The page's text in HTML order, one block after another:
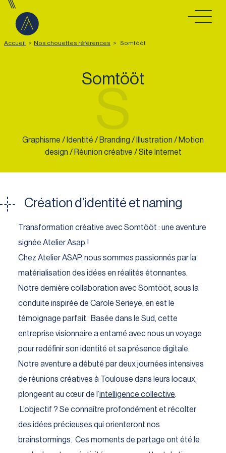
Aller au contenu
Accueil > Nos chouettes références > Somtööt
Somtööt
Graphisme / Identité / Branding / Illustration / Motion
design / Réunion créative / Site Internet
Création d’identité et naming
Transformation créative avec Somtööt : une aventure
signée Atelier Asap !
Chez Atelier ASAP, nous sommes passionnés par la
matérialisation des idées en réalités étonnantes.
Notre dernière collaboration avec Somtööt, sous la
conduite inspirée de Carole Serieye, en est le
témoignage parfait. Basée dans le Sud, cette
entreprise visionnaire a entamé avec nous un voyage
pour redéfinir son identité et sa présence digitale.
Notre aventure a débuté par deux journées intensives
de réunions créatives à Toulouse dans leurs locaux,
plongeant au cœur de l’intelligence collective.
L’objectif ? Se connaître profondément et récolter
des idées précieuses qui orienteront nos
brainstormings. Ces moments de partage ont été le